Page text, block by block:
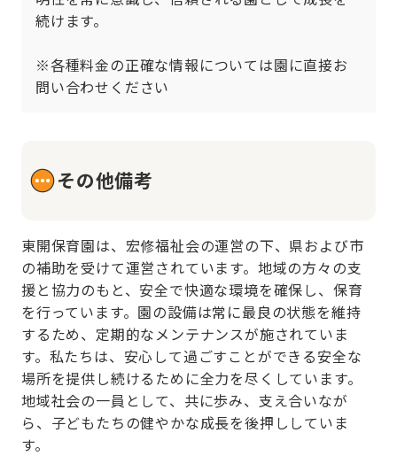
続けます。
※各種料金の正確な情報については園に直接お
問い合わせください
その他備考
東開保育園は、宏修福祉会の運営の下、県および市
の補助を受けて運営されています。地域の方々の支
援と協力のもと、安全で快適な環境を確保し、保育
を行っています。園の設備は常に最良の状態を維持
するため、定期的なメンテナンスが施されていま
す。私たちは、安心して過ごすことができる安全な
場所を提供し続けるために全力を尽くしています。
地域社会の一員として、共に歩み、支え合いなが
ら、子どもたちの健やかな成長を後押ししていま
す。